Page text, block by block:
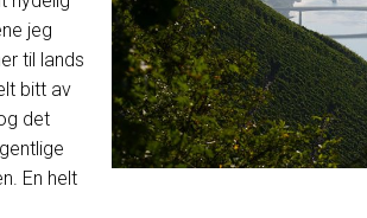
jeg
til lands
bitt av
det
En helt